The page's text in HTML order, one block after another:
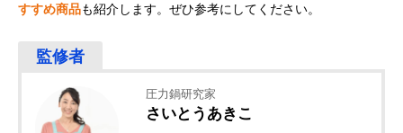
すすめ商品も紹介します。ぜひ参考にしてください。
圧力鍋研究家
さいとうあきこ